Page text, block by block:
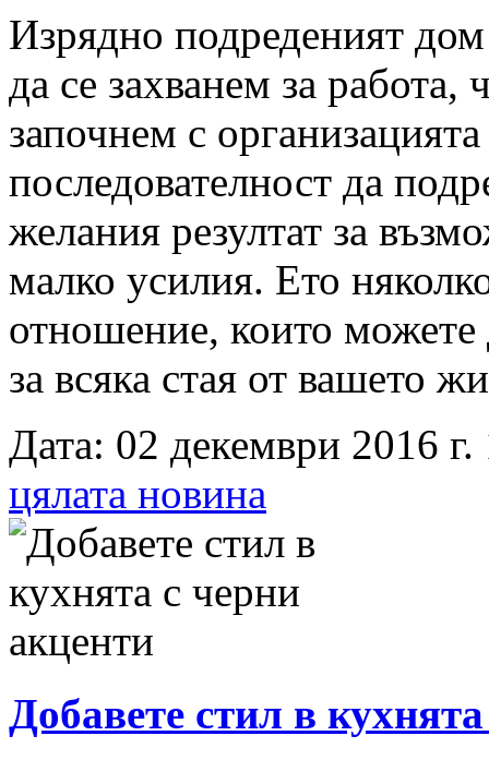
Изрядно подреденият
да се захванем за работа,
започнем с
последователност да
желания резултат за
малко усилия. Ето
отношение, които
за всяка стая от вашето
Дата: 02 декември 2016
цялата новина
Добавете стил в